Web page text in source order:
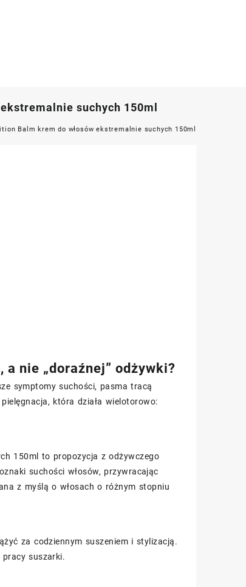
suchych 150ml
Balm krem do włosów ekstremalnie suchych 150ml
nie „doraźnej” odżywki?
symptomy suchości, pasma tracą
która działa wielotorowo:
150ml to propozycja z odżywczego
suchości włosów, przywracając
z myślą o włosach o różnym stopniu
za codziennym suszeniem i stylizacją.
suszarki.